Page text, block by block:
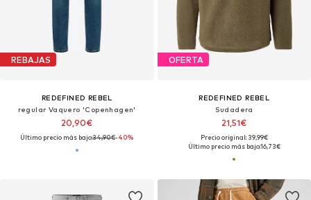
REBAJAS
REDEFINED REBEL
regular Vaquero 'Copenhagen'
20,90€
Último precio más bajo:34,90€-40%
OFERTA
REDEFINED REBEL
Sudadera
21,51€
Precio original: 39,99€
Último precio más bajo:16,73€